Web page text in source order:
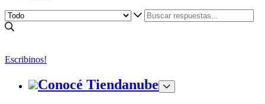
Escribinos!
Conocé Tiendanube